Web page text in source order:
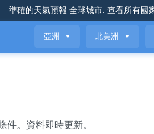
準確的天氣預報 全球城市. 查看所有國
亞洲 ▼ 北美洲 ▼
。資料即時更新。